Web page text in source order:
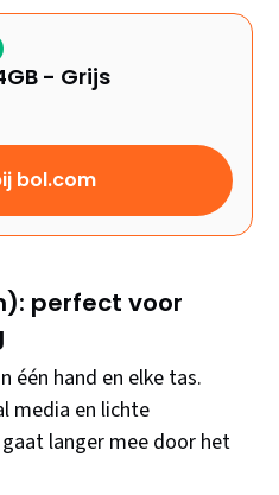
- Grijs
bol.com
perfect voor
één hand en elke tas.
media en lichte
langer mee door het